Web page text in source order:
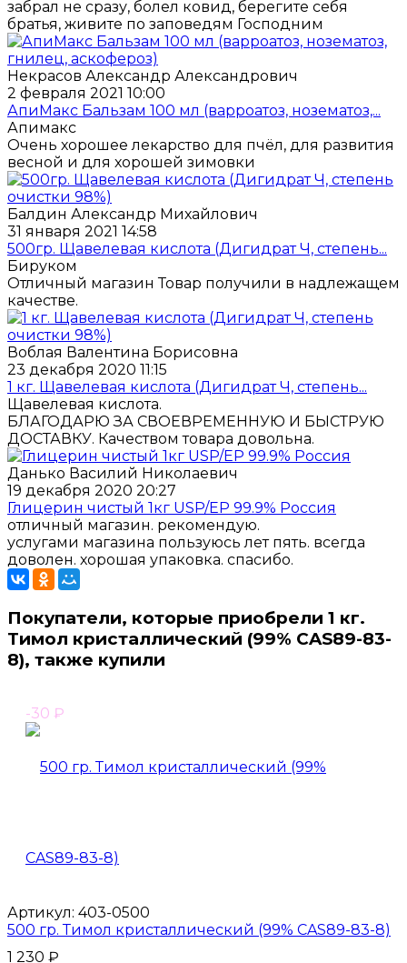
забрал не сразу, болел ковид, берегите себя
братья, живите по заповедям Господним
Некрасов Александр Александрович
2 февраля 2021 10:00
АпиМакс Бальзам 100 мл (варроатоз, нозематоз,...
Апимакс
Очень хорошее лекарство для пчёл, для развития
весной и для хорошей зимовки
Балдин Александр Михайлович
31 января 2021 14:58
500гр. Щавелевая кислота (Дигидрат Ч, степень...
Бируком
Отличный магазин Товар получили в надлежащем
качестве.
Воблая Валентина Борисовна
23 декабря 2020 11:15
1 кг. Щавелевая кислота (Дигидрат Ч, степень...
Щавелевая кислота.
БЛАГОДАРЮ ЗА СВОЕВРЕМЕННУЮ И БЫСТРУЮ
ДОСТАВКУ. Качеством товара довольна.
Данько Василий Николаевич
19 декабря 2020 20:27
Глицерин чистый 1кг USP/EP 99.9% Россия
отличный магазин. рекомендую.
услугами магазина пользуюсь лет пять. всегда
доволен. хорошая упаковка. спасибо.
Покупатели, которые приобрели 1 кг.
Тимол кристаллический (99% CAS89-83-
8), также купили
-30 ₽
Артикул: 403-0500
500 гр. Тимол кристаллический (99% CAS89-83-8)
1 230 ₽